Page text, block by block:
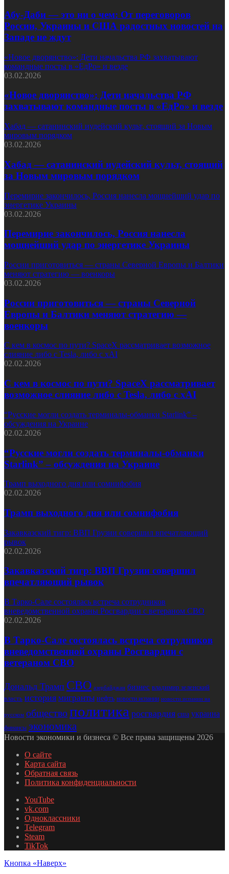
Абу-Даби — это ни о чем: От переговоров
России, Украины и США радостных новостей на
Западе не ждут
«Новое дворянство»: Дети начальства РФ захватывают
командные посты в «ЕдРо» и везде
03.02.2026
«Новое дворянство»: Дети начальства РФ
захватывают командные посты в «ЕдРо» и везде
Хабад — сатанинский иудейский культ, стоящий за Новым
мировым порядком
03.02.2026
Хабад — сатанинский иудейский культ, стоящий
за Новым мировым порядком
Перемирие закончилось, Россия нанесла мощнейший удар по
энергетике Украины
03.02.2026
Перемирие закончилось, Россия нанесла
мощнейший удар по энергетике Украины
России приготовиться — страны Северной Европы и Балтики
меняют стратегию — военкоры
03.02.2026
России приготовиться — страны Северной
Европы и Балтики меняют стратегию —
военкоры
С кем в космос по пути? SpaceX рассматривает возможное
слияние либо с Tesla, либо с xAI
02.02.2026
С кем в космос по пути? SpaceX рассматривает
возможное слияние либо с Tesla, либо с xAI
“Русские могли создать терминалы-обманки Starlink” –
обсуждения на Украине
02.02.2026
“Русские могли создать терминалы-обманки
Starlink” – обсуждения на Украине
Трамп выходного дня или сомнифобия
02.02.2026
Трамп выходного дня или сомнифобия
Закавказский тигр: ВВП Грузии совершил впечатляющий
рывок
02.02.2026
Закавказский тигр: ВВП Грузии совершил
впечатляющий рывок
В Тарко-Сале состоялась встреча сотрудников
вневедомственной охраны Росгвардии с ветераном СВО
02.02.2026
В Тарко-Сале состоялась встреча сотрудников
вневедомственной охраны Росгвардии с
ветераном СВО
Дональд Трамп СВО азербайджан бизнес владимир зеленский
власть история мигранты нефть новости испании новости испании на
русском обществополитика росгвардия сша украина
финансы экономика
Новости экономики и бизнеса © Все права защищены 2026
О сайте
Карта сайта
Обратная связь
Политика конфиденциальности
YouTube
vk.com
Одноклассники
Telegram
Steam
TikTok
Кнопка «Наверх»